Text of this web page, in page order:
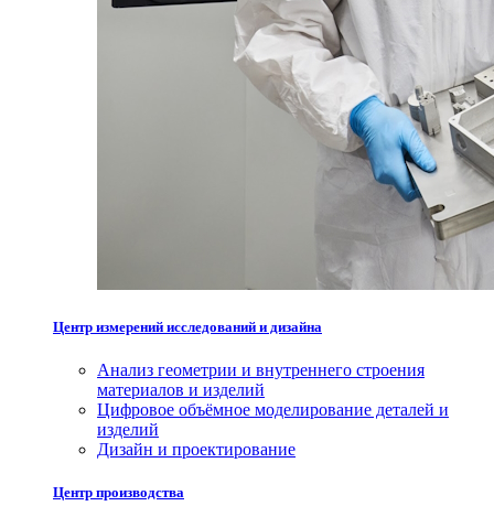
Центр измерений исследований и дизайна
Анализ геометрии и внутреннего строения
материалов и изделий
Цифровое объёмное моделирование деталей и
изделий
Дизайн и проектирование
Центр производства